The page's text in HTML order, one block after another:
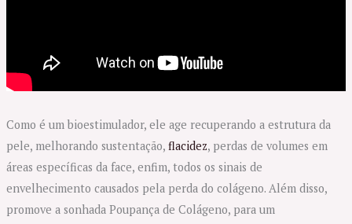
Como é um bioestimulador, ele age recuperando a estrutura da
pele, melhorando sustentação, flacidez, perdas de volumes em
áreas específicas da face, enfim, todos os sinais de
envelhecimento causados pela perda do colágeno. Além disso,
promove a sonhada Poupança de Colágeno, para um